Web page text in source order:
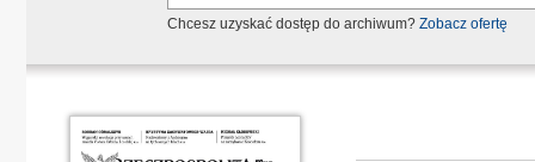
Chcesz uzyskać dostęp do archiwum? Zobacz ofertę